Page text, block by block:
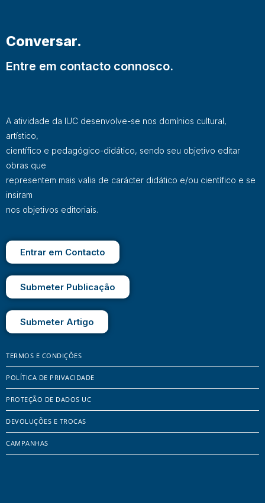
Conversar.
Entre em contacto connosco.
A atividade da IUC desenvolve-se nos domínios cultural,
artístico,
científico e pedagógico-didático, sendo seu objetivo editar
obras que
representem mais valia de carácter didático e/ou científico e se
insiram
nos objetivos editoriais.
Entrar em Contacto
Submeter Publicação
Submeter Artigo
TERMOS E CONDIÇÕES
POLÍTICA DE PRIVACIDADE
PROTEÇÃO DE DADOS UC
DEVOLUÇÕES E TROCAS
CAMPANHAS